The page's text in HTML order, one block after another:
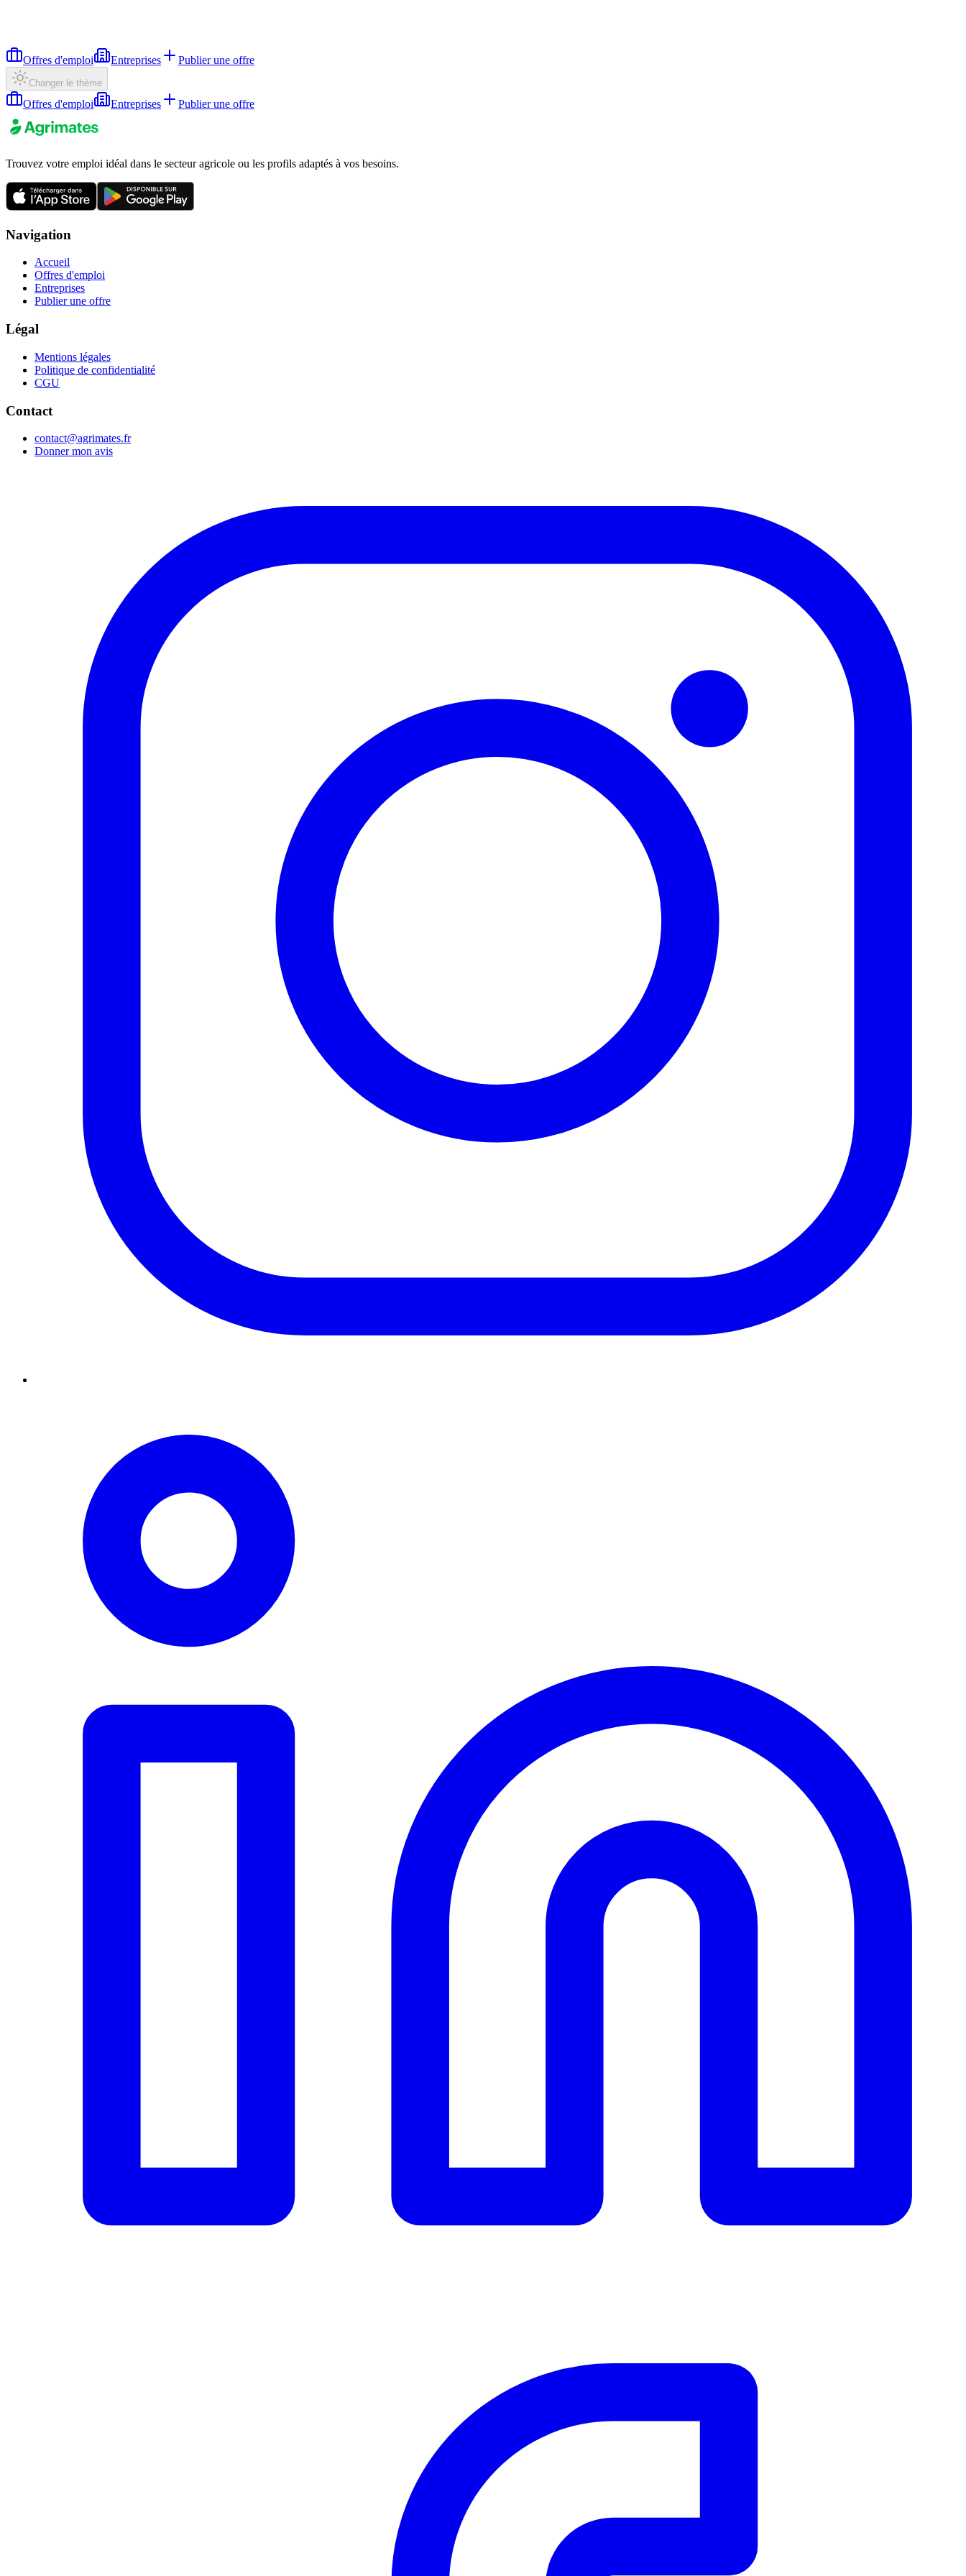
Offres d'emploi Entreprises Publier une offre
Changer le thème
Offres d'emploi Entreprises Publier une offre
Trouvez votre emploi idéal dans le secteur agricole ou les profils adaptés à vos besoins.
Navigation
Accueil
Offres d'emploi
Entreprises
Publier une offre
Légal
Mentions légales
Politique de confidentialité
CGU
Contact
contact@agrimates.fr
Donner mon avis